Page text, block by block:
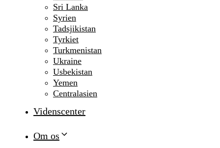
Sri Lanka
Syrien
Tadsjikistan
Tyrkiet
Turkmenistan
Ukraine
Usbekistan
Yemen
Centralasien
Videnscenter
Om os